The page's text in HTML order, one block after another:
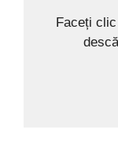
Faceți